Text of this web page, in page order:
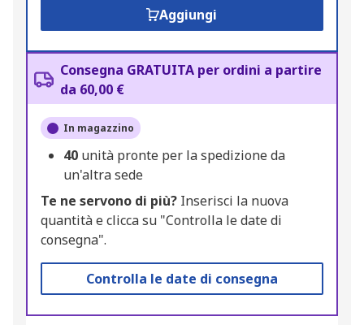
Aggiungi
Consegna GRATUITA per ordini a partire
da 60,00 €
In magazzino
40 unità pronte per la spedizione da
un'altra sede
Te ne servono di più? Inserisci la nuova
quantità e clicca su "Controlla le date di
consegna".
Controlla le date di consegna